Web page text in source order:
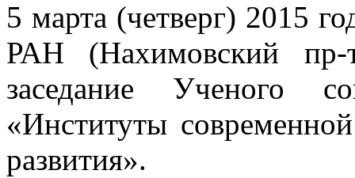
5 марта (четверг) 2015
РАН (Нахимовский пр-
заседание Ученого
«Институты
развития».